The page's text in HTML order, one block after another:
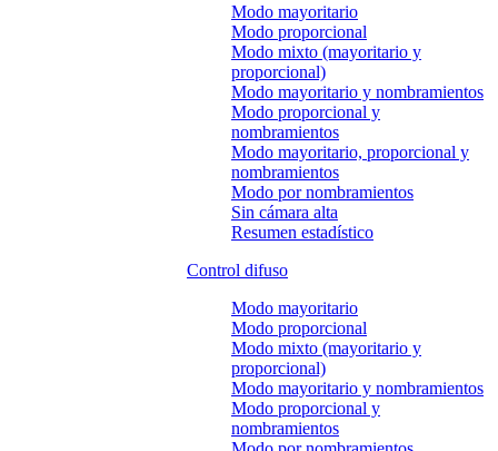
Modo mayoritario
Modo proporcional
Modo mixto (mayoritario y
proporcional)
Modo mayoritario y nombramientos
Modo proporcional y
nombramientos
Modo mayoritario, proporcional y
nombramientos
Modo por nombramientos
Sin cámara alta
Resumen estadístico
Control difuso
Modo mayoritario
Modo proporcional
Modo mixto (mayoritario y
proporcional)
Modo mayoritario y nombramientos
Modo proporcional y
nombramientos